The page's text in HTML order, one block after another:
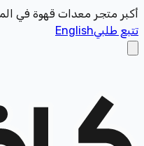
أكبر متجر معدات قهوة في
تتبع طلبيEnglish